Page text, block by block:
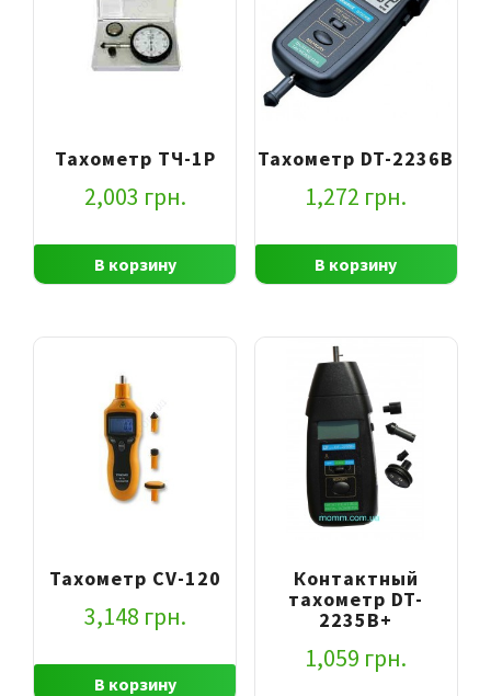
Тахометр ТЧ-1Р
2,003 грн.
В корзину
Тахометр DT-2236B
1,272 грн.
В корзину
Тахометр CV-120
3,148 грн.
В корзину
Контактный
тахометр DT-
2235B+
1,059 грн.